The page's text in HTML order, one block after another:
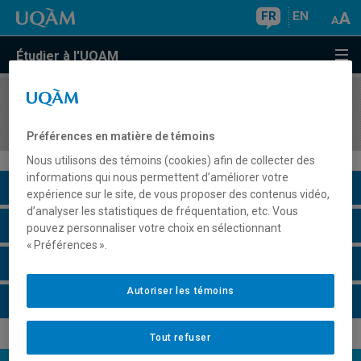
FR EN
Étudier à l'UQAM
COURS//
Description du cours
Horaire - Été 2026
Préférences en matière de témoins
Nous utilisons des témoins (cookies) afin de collecter des
informations qui nous permettent d’améliorer votre
expérience sur le site, de vous proposer des contenus vidéo,
d’analyser les statistiques de fréquentation, etc. Vous
pouvez personnaliser votre choix en sélectionnant
« Préférences ».
Tout refuser
Autoriser les témoins